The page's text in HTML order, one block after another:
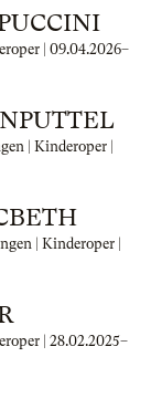
| 09.04.2026–
| Kinderoper |
| Kinderoper |
| 28.02.2025–